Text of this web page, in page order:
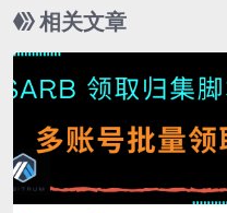
相关文章